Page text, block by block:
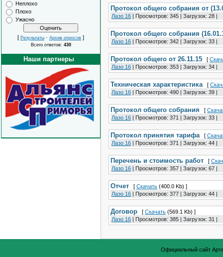
Неплохо
Плохо
Ужасно
[ Результаты · Архив опросов ]
Всего ответов: 430
Наши партнеры
Протокол общего собрания от
Лазо 16 Просмотров: 345 Загрузок: 28
Протокол общего собрания
Лазо 16 Просмотров: 342 Загрузок: 33
Протокол общего от 26.11.15 [
Лазо 16
Просмотров: 353 Загрузок: 34
Техническая характеристика [
Лазо 16
Просмотров: 490 Загрузок: 39
Протокол общего собрания [
Лазо 16
Просмотров: 371 Загрузок: 33
Протокол принятия тарифа [
Лазо 16
Просмотров: 371 Загрузок: 44
Перечень и стоимость работ [
Лазо 16
Просмотров: 357 Загрузок: 67
Отчет [ Скачать (400.0 Kb) ]
Лазо 16
Просмотров: 377 Загрузок: 44
Договор [ Скачать (569.1 Kb) ]
Лазо 16
Просмотров: 385 Загрузок: 31
Официальный сайт